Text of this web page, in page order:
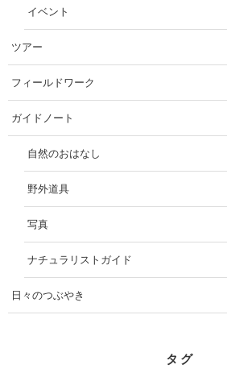
イベント
ツアー
フィールドワーク
ガイドノート
自然のおはなし
野外道具
写真
ナチュラリストガイド
日々のつぶやき
タグ